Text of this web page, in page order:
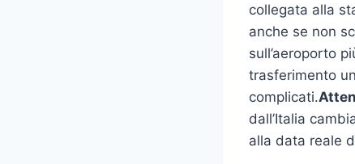
collegata alla
anche se non
sull’aeroporto
trasferimento
complicati.
dall’Italia
alla data reale